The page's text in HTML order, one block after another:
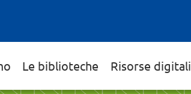
Le biblioteche Risorse digitali